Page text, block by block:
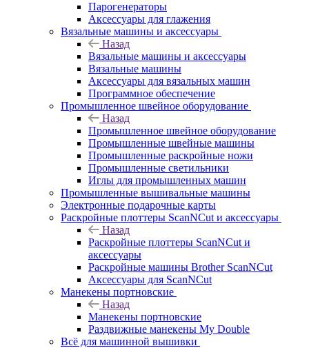
Парогенераторы
Аксессуары для глажения
Вязальные машины и аксессуары
Назад
Вязальные машины и аксессуары
Вязальные машины
Аксессуары для вязальных машин
Программное обеспечение
Промышленное швейное оборудование
Назад
Промышленное швейное оборудование
Промышленные швейные машины
Промышленные раскройные ножи
Промышленные светильники
Иглы для промышленных машин
Промышленные вышивальные машины
Электронные подарочные карты
Раскройные плоттеры ScanNCut и аксессуары
Назад
Раскройные плоттеры ScanNCut и
аксессуары
Раскройные машины Brother ScanNCut
Аксессуары для ScanNCut
Манекены портновские
Назад
Манекены портновские
Раздвижные манекены My Double
Всё для машинной вышивки